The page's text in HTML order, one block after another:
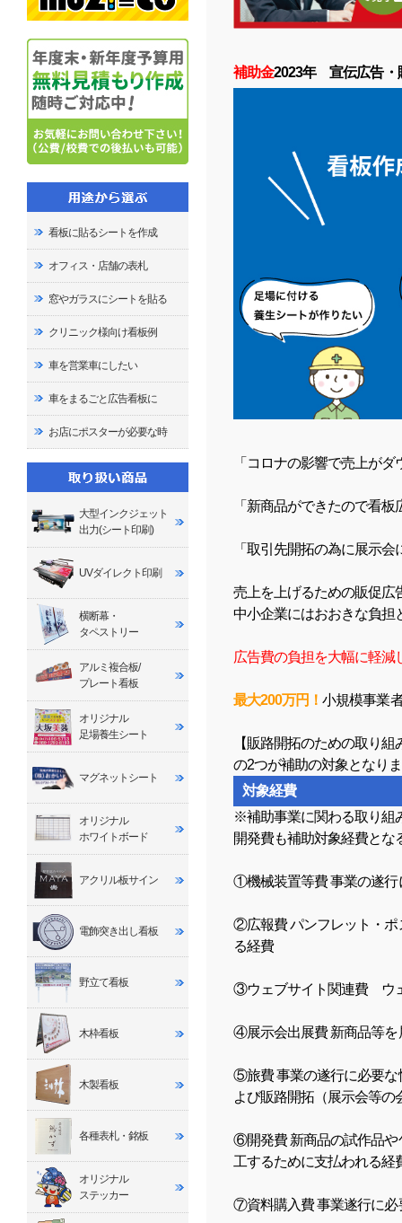
2023年 宣伝広告・
補助金
「コロナの影響で売上が
「新商品ができたので看
「取引先開拓の為に展示
売上を上げるための販促広
中小企業にはおおきな負担
広告費の負担を大幅に軽減
最大200万円！小規模事業
【販路開拓のための取り
の2つが補助の対象となり
対象経費
※補助事業に関わる取り組
開発費も補助対象経費と
①機械装置等費 事業の遂行
②広報費 パンフレット・ポ
る経費
③ウェブサイト関連費 ウ
④展示会出展費 新商品等を
⑤旅費 事業の遂行に必要な
よび販路開拓（展示会等
⑥開発費 新商品の試作品や
工するために支払われる経
⑦資料購入費 事業遂行に必
看板に貼るシートを作成
オフィス・店舗の表札
窓やガラスにシートを貼る
クリニック様向け看板例
車を営業車にしたい
車をまるごと広告看板に
お店にポスターが必要な時
大型インクジェット
出力(シート印刷)
UVダイレクト印刷
横断幕・
タペストリー
アルミ複合板/
プレート看板
オリジナル
足場養生シート
マグネットシート
オリジナル
ホワイトボード
アクリル板サイン
電飾突き出し看板
野立て看板
木枠看板
木製看板
各種表札・銘板
オリジナル
ステッカー